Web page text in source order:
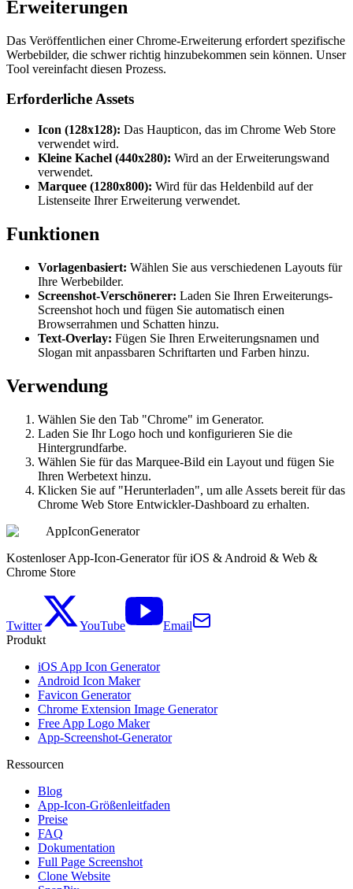
Erweiterungen
Das Veröffentlichen einer Chrome-Erweiterung erfordert spezifische
Werbebilder, die schwer richtig hinzubekommen sein können. Unser
Tool vereinfacht diesen Prozess.
Erforderliche Assets
Icon (128x128): Das Haupticon, das im Chrome Web Store
verwendet wird.
Kleine Kachel (440x280): Wird an der Erweiterungswand
verwendet.
Marquee (1280x800): Wird für das Heldenbild auf der
Listenseite Ihrer Erweiterung verwendet.
Funktionen
Vorlagenbasiert: Wählen Sie aus verschiedenen Layouts für
Ihre Werbebilder.
Screenshot-Verschönerer: Laden Sie Ihren Erweiterungs-
Screenshot hoch und fügen Sie automatisch einen
Browserrahmen und Schatten hinzu.
Text-Overlay: Fügen Sie Ihren Erweiterungsnamen und
Slogan mit anpassbaren Schriftarten und Farben hinzu.
Verwendung
Wählen Sie den Tab "Chrome" im Generator.
Laden Sie Ihr Logo hoch und konfigurieren Sie die
Hintergrundfarbe.
Wählen Sie für das Marquee-Bild ein Layout und fügen Sie
Ihren Werbetext hinzu.
Klicken Sie auf "Herunterladen", um alle Assets bereit für das
Chrome Web Store Entwickler-Dashboard zu erhalten.
AppIconGenerator
Kostenloser App-Icon-Generator für iOS & Android & Web &
Chrome Store
Twitter YouTube
Email
Produkt
iOS App Icon Generator
Android Icon Maker
Favicon Generator
Chrome Extension Image Generator
Free App Logo Maker
App-Screenshot-Generator
Ressourcen
Blog
App-Icon-Größenleitfaden
Preise
FAQ
Dokumentation
Full Page Screenshot
Clone Website